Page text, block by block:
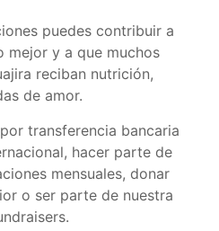
puedes contribuir a
mejor y a que muchos
reciban nutrición,
de amor.
transferencia bancaria
hacer parte de
mensuales, donar
o ser parte de nuestra